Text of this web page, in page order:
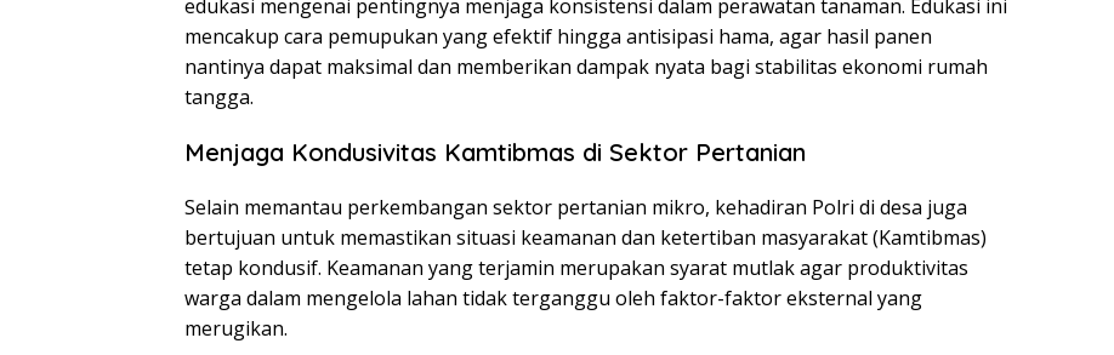
edukasi mengenai pentingnya menjaga konsistensi dalam perawatan tanaman. Edukasi ini
mencakup cara pemupukan yang efektif hingga antisipasi hama, agar hasil panen
nantinya dapat maksimal dan memberikan dampak nyata bagi stabilitas ekonomi rumah
tangga.
Menjaga Kondusivitas Kamtibmas di Sektor Pertanian
Selain memantau perkembangan sektor pertanian mikro, kehadiran Polri di desa juga
bertujuan untuk memastikan situasi keamanan dan ketertiban masyarakat (Kamtibmas)
tetap kondusif. Keamanan yang terjamin merupakan syarat mutlak agar produktivitas
warga dalam mengelola lahan tidak terganggu oleh faktor-faktor eksternal yang
merugikan.